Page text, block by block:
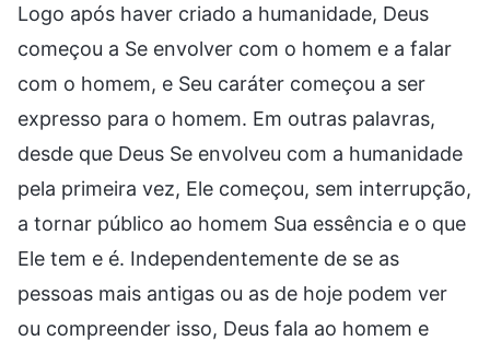
Logo após haver criado a humanidade, Deus
começou a Se envolver com o homem e a falar
com o homem, e Seu caráter começou a ser
expresso para o homem. Em outras palavras,
desde que Deus Se envolveu com a humanidade
pela primeira vez, Ele começou, sem interrupção,
a tornar público ao homem Sua essência e o que
Ele tem e é. Independentemente de se as
pessoas mais antigas ou as de hoje podem ver
ou compreender isso, Deus fala ao homem e